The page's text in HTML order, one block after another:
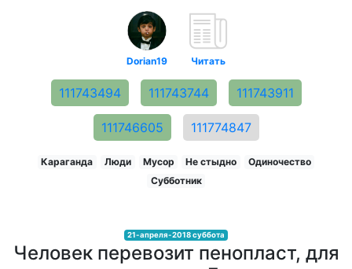
Dorian19 Читать
111743494 111743744 111743911
111746605 111774847
Караганда Люди Мусор Не стыдно
Одиночество
Субботник
21-апреля-2018 суббота
Человек перевозит пенопласт, для